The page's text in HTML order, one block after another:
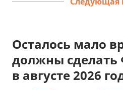
Осталось мало
должны
в августе 2026